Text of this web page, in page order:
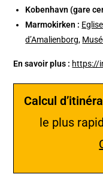
Kobenhavn (gare
Marmokirken :
d’Amalienborg,
En savoir plus : https://
Calcul
le plus